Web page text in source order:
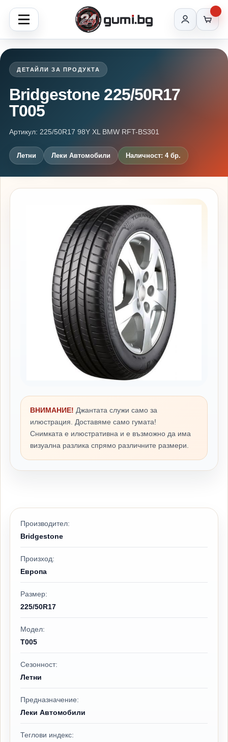
ДЕТАЙЛИ ЗА ПРОДУКТА
Bridgestone 225/50R17
T005
Артикул: 225/50R17 98Y XL BMW RFT-BS301
Летни Леки Автомобили Наличност: 4 бр.
ВНИМАНИЕ! Джантата служи само за
илюстрация. Доставяме само гумата!
Снимката е илюстративна и е възможно да има
визуална разлика спрямо различните размери.
Производител:
Bridgestone
Произход:
Европа
Размер:
225/50R17
Модел:
T005
Сезонност:
Летни
Предназначение:
Леки Автомобили
Теглови индекс: